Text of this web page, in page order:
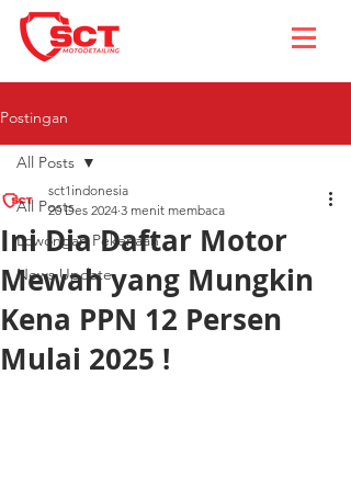
Postingan
All Posts
Lowongan Pekerjaan
News Update
All Posts
Ini Dia Daftar Motor
Mewah yang Mungkin
Kena PPN 12 Persen
Mulai 2025 !
sct1indonesia
20 Des 2024 3 menit membaca